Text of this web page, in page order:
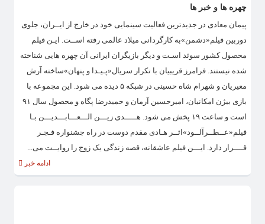
چهره ها و خبر ها
پیمان معادی در جدیدترین فعالیت سینمایی خود در خارج از ایــران، جلوی
دوربین فیلم«دشمن»به کارگردانی میلاد عالمی رفته اســت. ایـن فیلم
محصول کشور سوئد اسـت و دیگر بازیگران ایرانی آن چهره هایی شناخته
شده نیستند. فرامرز قریبیان با تکرار سریال«پـیـدا و پنهان»ساخته آرش
معیریان و شهرام شاه حسینی در شبکه ۵ دیده می شود. این مجموعه با
بازی بیژن امکانیان، امیرحسین آرمان و حمیدرضا پگاه و محصول سال ۹۱
است و ساعت ۱۹ پخش می شود. هـــــدی زیـــن الـــعـــابـــدیـــن بـا
فیلم«عــطــرآلــود»اثــر هـادی مقدم دوست در راه جشنواره فـجـر
قــــرار دارد. ایـــن فیلم عاشقانه، قصه زندگی یک زوج را روایــت می...
ادامه خبر